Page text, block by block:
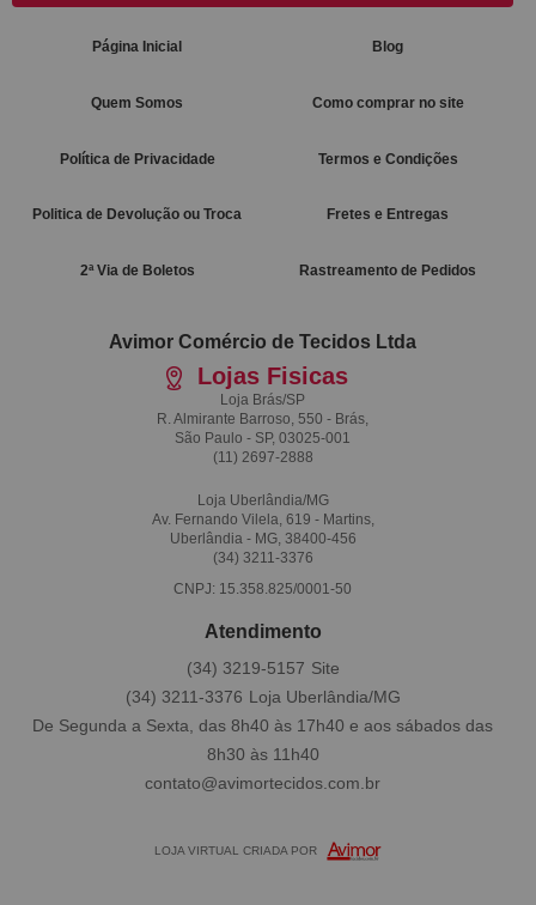
Página Inicial Blog
Quem Somos Como comprar no site
Política de Privacidade Termos e Condições
Politica de Devolução ou Troca Fretes e Entregas
2ª Via de Boletos Rastreamento de Pedidos
Avimor Comércio de Tecidos Ltda
Lojas Fisicas
Loja Brás/SP
R. Almirante Barroso, 550 - Brás,
São Paulo - SP, 03025-001
(11) 2697-2888
Loja Uberlândia/MG
Av. Fernando Vilela, 619 - Martins,
Uberlândia - MG, 38400-456
(34) 3211-3376
CNPJ: 15.358.825/0001-50
Atendimento
(34) 3211-3376
(34) 3219-5157
De Segunda a Sexta, das 8h40 às 17h40 e aos sábados das
8h30 às 11h40
contato@avimortecidos.com.br
LOJA VIRTUAL CRIADA POR